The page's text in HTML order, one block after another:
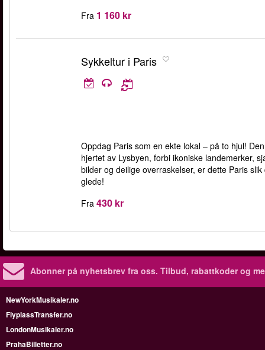
Fra 1 160 kr
Sykkeltur i Paris
Oppdag Paris som en ekte lokal – på to hjul!
hjertet av Lysbyen, forbi ikoniske landemerker,
bilder og deilige overraskelser, er dette Paris
glede!
Fra 430 kr
Abonner på nyhetsbrev fra oss. Tilbud, rabattkoder og
NewYorkMusikaler.no
FlyplassTransfer.no
LondonMusikaler.no
PrahaBilletter.no